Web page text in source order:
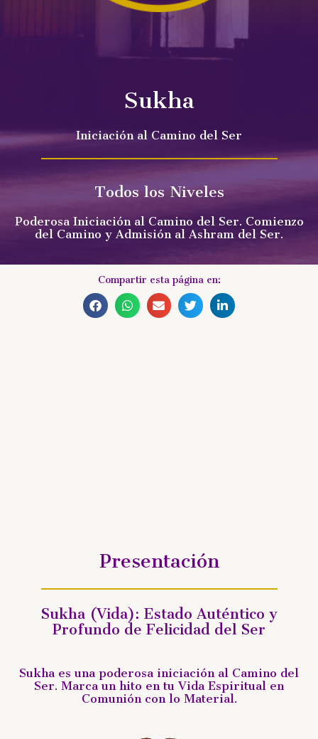
Sukha
Iniciación al Camino del Ser
Todos los Niveles
Poderosa Iniciación al Camino del Ser. Comienzo
del Camino y Admisión al Ashram del Ser.
Compartir esta página en:
Presentación
Sukha (Vida): Estado Auténtico y
Profundo de Felicidad del Ser
Sukha es una poderosa iniciación al Camino del
Ser. Marca un hito en tu Vida Espiritual en
Comunión con lo Material.